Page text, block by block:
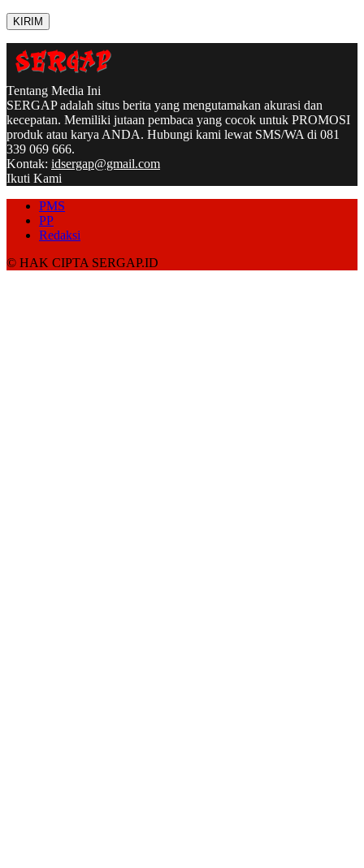
Tentang Media Ini
SERGAP adalah situs berita yang mengutamakan akurasi dan
kecepatan. Memiliki jutaan pembaca yang cocok untuk PROMOSI
produk atau karya ANDA. Hubungi kami lewat SMS/WA di 081
339 069 666.
Kontak: idsergap@gmail.com
Ikuti Kami
PMS
PP
Redaksi
© HAK CIPTA SERGAP.ID